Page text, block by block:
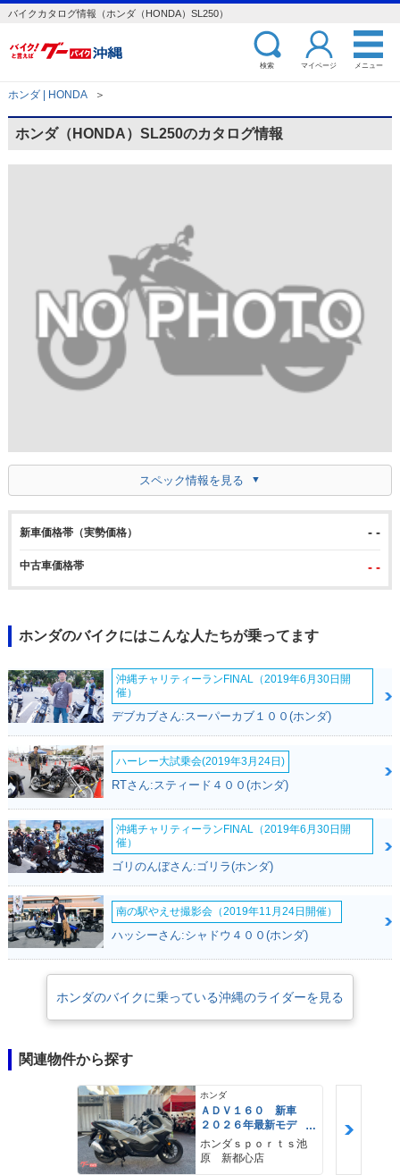
バイクカタログ情報（ホンダ（HONDA）SL250）
検索 マイページ メニュー
ホンダ | HONDA ＞
ホンダ（HONDA）SL250のカタログ情報
スペック情報を見る
新車価格帯（実勢価格） - -
中古車価格帯 - -
ホンダのバイクにはこんな人たちが乗ってます
沖縄チャリティーランFINAL（2019年6月30日開
催）
デブカブさん:スーパーカブ１００(ホンダ)
ハーレー大試乗会(2019年3月24日)
RTさん:スティード４００(ホンダ)
沖縄チャリティーランFINAL（2019年6月30日開
催）
ゴリのんぼさん:ゴリラ(ホンダ)
南の駅やえせ撮影会（2019年11月24日開催）
ハッシーさん:シャドウ４００(ホンダ)
ホンダのバイクに乗っている沖縄のライダーを見る
関連物件から探す
ホンダ
ＡＤＶ１６０ 新車
２０２６年最新モデ
ル パールスモーキー
グレー スマートキ
ー ２９Ｌメットイ
ホンダｓｐｏｒｔｓ池
原 新都心店